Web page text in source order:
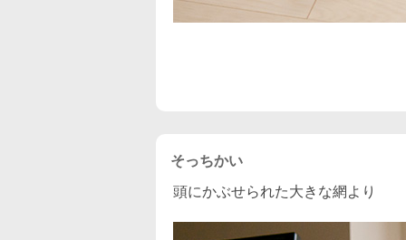
そっちかい
頭にかぶせられた大きな網より